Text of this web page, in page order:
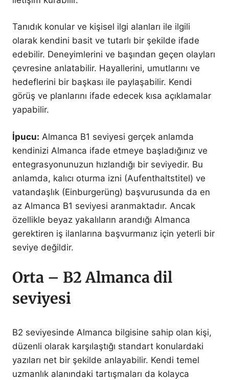
Tanıdık konular ve kişisel ilgi alanları ile ilgili
olarak kendini basit ve tutarlı bir şekilde ifade
edebilir. Deneyimlerini ve başından geçen olayları
çevresine anlatabilir. Hayallerini, umutlarını ve
hedeflerini bir başkası ile paylaşabilir. Kendi
görüş ve planlarını ifade edecek kısa açıklamalar
yapabilir.
İpucu: Almanca B1 seviyesi gerçek anlamda
kendinizi Almanca ifade etmeye başladığınız ve
entegrasyonunuzun hızlandığı bir seviyedir. Bu
anlamda, kalıcı oturma izni (Aufenthaltstitel) ve
vatandaşlık (Einburgerüng) başvurusunda da en
az Almanca B1 seviyesi aranmaktadır. Ancak
özellikle beyaz yakalıların arandığı Almanca
gerektiren iş ilanlarına başvurmanız için yeterli bir
seviye değildir.
Orta – B2 Almanca dil
seviyesi
B2 seviyesinde Almanca bilgisine sahip olan kişi,
düzenli olarak karşılaştığı standart konulardaki
yazıları net bir şekilde anlayabilir. Kendi temel
uzmanlık alanındaki tartışmaları da kolayca